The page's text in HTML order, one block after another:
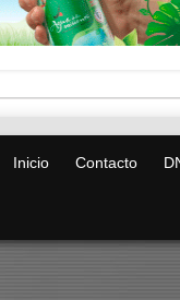
Inicio Contacto